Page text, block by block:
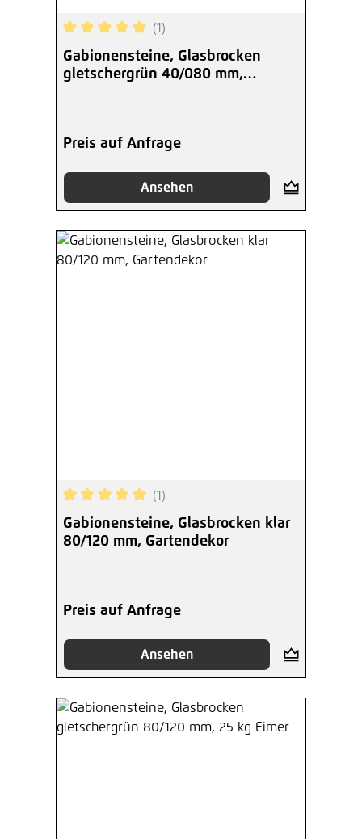
Durchschnittliche Bewertung von 5 von 5
(1)
Gabionensteine, Glasbrocken
gletschergrün 40/080 mm,
Preis auf Anfrage
Ansehen
Durchschnittliche Bewertung von 5 von 5
(1)
Gabionensteine, Glasbrocken klar
80/120 mm, Gartendekor
Preis auf Anfrage
Ansehen